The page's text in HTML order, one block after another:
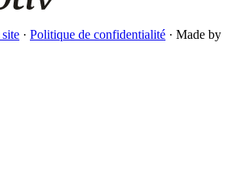
· Politique de confidentialité · Made by